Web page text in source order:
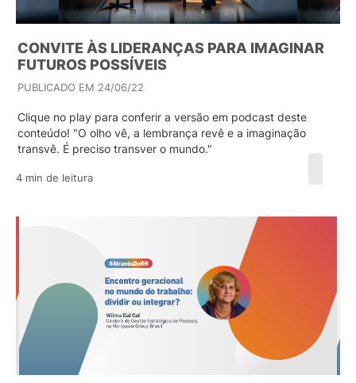
CONVITE ÀS LIDERANÇAS PARA IMAGINAR
FUTUROS POSSÍVEIS
PUBLICADO EM 24/06/22
Clique no play para conferir a versão em podcast deste
conteúdo! "O olho vê, a lembrança revê e a imaginação
transvê. É preciso transver o mundo."
4 min de leitura